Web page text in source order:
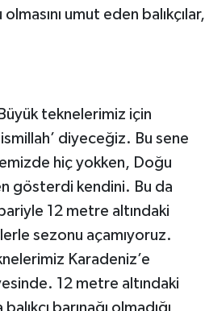
umut eden balıkçılar,
teknelerimiz için
diyeceğiz. Bu sene
hiç yokken, Doğu
gösterdi kendini. Bu da
12 metre altındaki
sezonu açamıyoruz.
Karadeniz’e
12 metre altındaki